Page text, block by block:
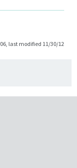
last modified 11/30/12